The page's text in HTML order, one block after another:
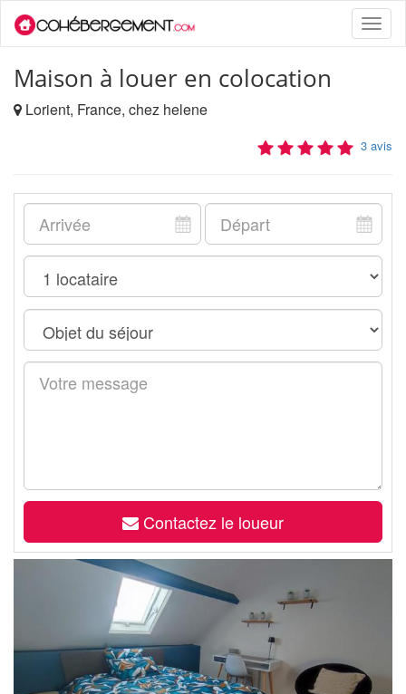
Toggle
Maison à louer en colocation
Lorient, France, chez helene
3 avis
Contactez le loueur